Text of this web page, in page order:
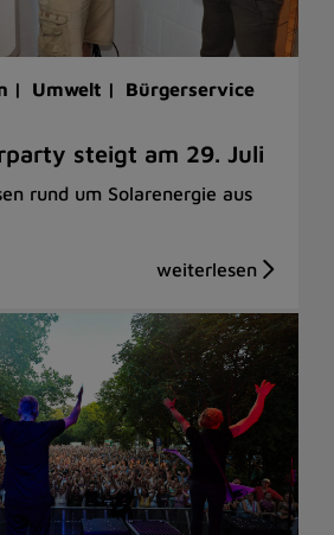
| Umwelt | Bürgerservice
steigt am 29. Juli
rund um Solarenergie aus